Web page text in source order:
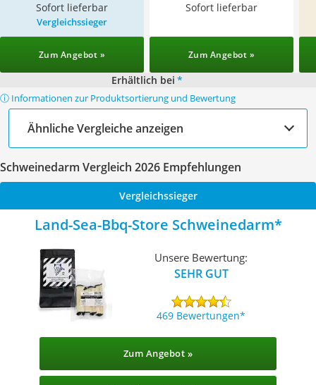
Sofort lieferbar Sofort lieferbar
Vergleichssieger
Zum Angebot » Zum Angebot »
Erhältlich bei *
ⓘ Informationen zur Produktsortierung und Bewertung
Ähnliche Vergleiche anzeigen
Schweinedarm Vergleich 2026 Empfehlungen
Vergleichssieger
Land-Sea-Bbq-Store Schweinedarm
Unsere Bewertung:
SEHR GUT
469 Bewertungen
Zum Angebot »